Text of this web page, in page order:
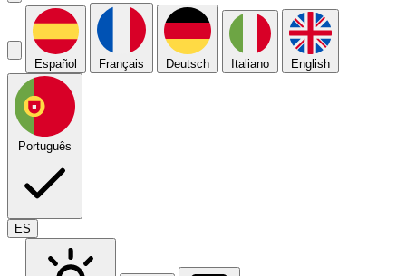
Español Français Deutsch Italiano English
Português
ES